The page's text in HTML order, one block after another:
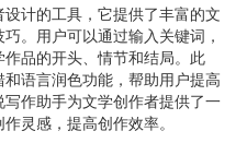
计的工具，它提供了丰富的文
。用户可以通过输入关键词，
品的开头、情节和结局。此
语言润色功能，帮助用户提高
作助手为文学创作者提供了一
灵感，提高创作效率。